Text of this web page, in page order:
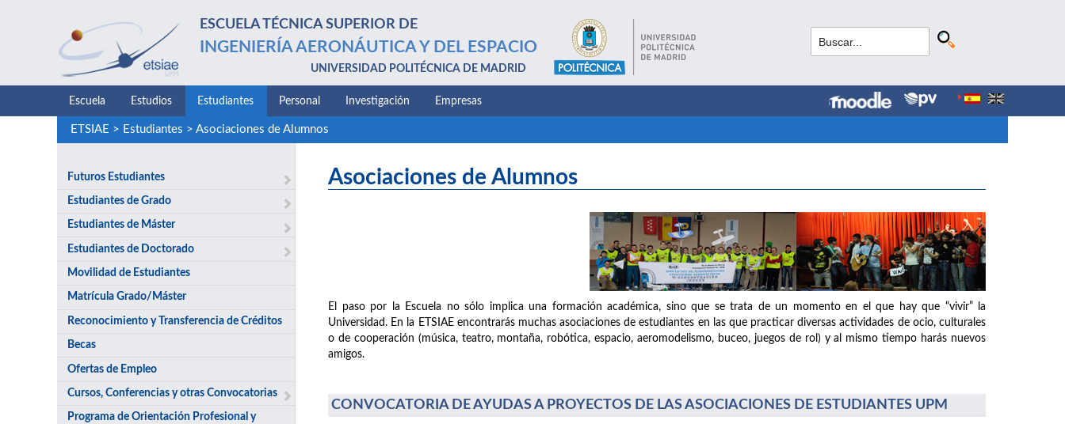
ESCUELA TÉCNICA SUPERIOR DE
INGENIERÍA AERONÁUTICA Y DEL ESPACIO
UNIVERSIDAD POLITÉCNICA DE MADRID
Escuela Estudios Estudiantes Personal Investigación Empresas
ETSIAE > Estudiantes > Asociaciones de Alumnos
Futuros Estudiantes
Estudiantes de Grado
Estudiantes de Máster
Estudiantes de Doctorado
Movilidad de Estudiantes
Matrícula Grado/Máster
Reconocimiento y Transferencia de Créditos
Becas
Ofertas de Empleo
Cursos, Conferencias y otras Convocatorias
Programa de Orientación Profesional y
Asociaciones de Alumnos
El paso por la Escuela no sólo implica una formación académica, sino que se trata de un momento en el que hay que “vivir” la
Universidad. En la ETSIAE encontrarás muchas asociaciones de estudiantes en las que practicar diversas actividades de ocio, culturales
o de cooperación (música, teatro, montaña, robótica, espacio, aeromodelismo, buceo, juegos de rol) y al mismo tiempo harás nuevos
amigos.
CONVOCATORIA DE AYUDAS A PROYECTOS DE LAS ASOCIACIONES DE ESTUDIANTES UPM